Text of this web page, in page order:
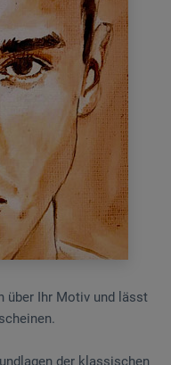
über Ihr Motiv und lässt
der klassischen